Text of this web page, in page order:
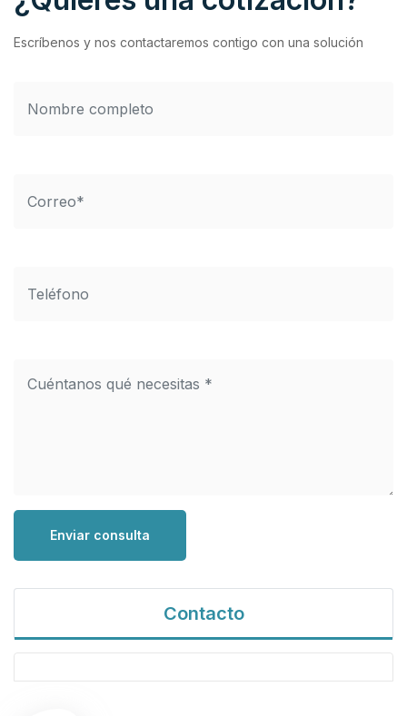
Escríbenos y nos contactaremos contigo con una solución
Enviar consulta
Contacto